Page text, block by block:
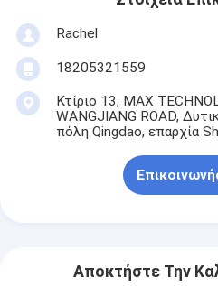
Rachel
18205321559
Κτίριο 13, MAX
WANGJIANG ROAD,
πόλη Qingdao, επαρχία
Αποκτήστε Την